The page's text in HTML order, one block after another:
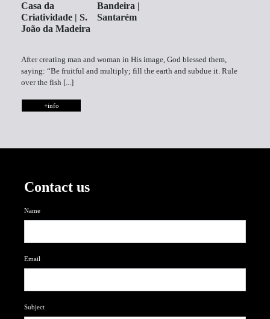
Casa da
Criatividade | S.
João da Madeira
Bandeira |
Santarém
After creating man and woman in His image, God blessed them,
saying: “Be fruitful and multiply; fill the earth and subdue it. Rule
over the fish [...]
+info
Contact us
Name
Email
Subject